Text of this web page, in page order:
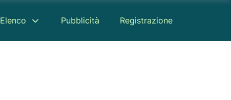
Elenco Pubblicità Registrazione